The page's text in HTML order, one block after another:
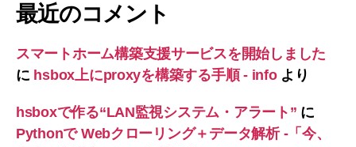
最近のコメント
スマートホーム構築支援サービスを開始しました
に hsbox上にproxyを構築する手順 - infoより
hsboxで作る“LAN監視システム・アラート” に
Pythonで Webクローリング＋データ解析 -「今、